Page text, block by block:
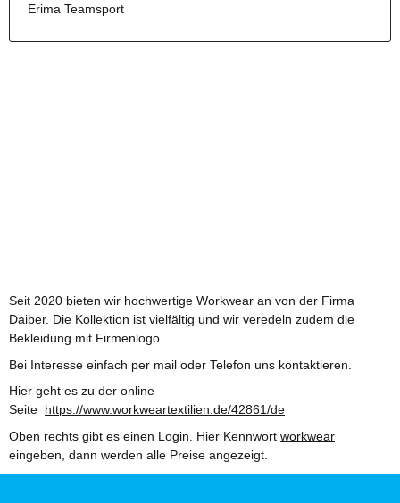
Erima Teamsport
Badekappen bedrucken lassen
Sie möchten Silikon Badekappen für den Schwimmverein,
Schwimmschule oder Schulklasse mit einem Schriftzug oder
einem Vereinslogo bedrucken lassen?
Weiter
Arena Powerskin Primo Wettkampfkollektion
Seit 2020 bieten wir hochwertige Workwear an von der Firma
Daiber. Die Kollektion ist vielfältig und wir veredeln zudem die
Bekleidung mit Firmenlogo.
Bei Interesse einfach per mail oder Telefon uns kontaktieren.
Hier geht es zu der online
Seite https://www.workweartextilien.de/42861/de
Oben rechts gibt es einen Login. Hier Kennwort workwear
eingeben, dann werden alle Preise angezeigt.